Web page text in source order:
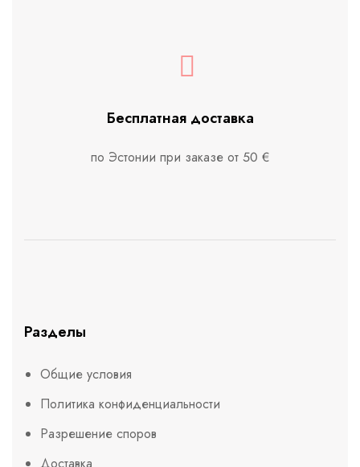
Бесплатная доставка
по Эстонии при заказе от 50 €
Разделы
Общие условия
Политика конфиденциальности
Разрешение споров
Доставка